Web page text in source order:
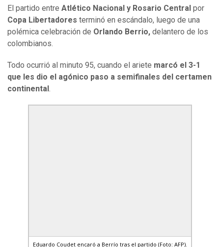
El partido entre Atlético Nacional y Rosario Central por
Copa Libertadores terminó en escándalo, luego de una
polémica celebración de Orlando Berrio, delantero de los
colombianos.
Todo ocurrió al minuto 95, cuando el ariete marcó el 3-1
que les dio el agónico paso a semifinales del certamen
continental .
Eduardo Coudet encaró a Berrío tras el partido (Foto: AFP).